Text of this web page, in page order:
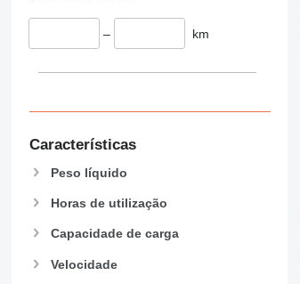
– km
Características
Peso líquido
Horas de utilização
Capacidade de carga
Velocidade